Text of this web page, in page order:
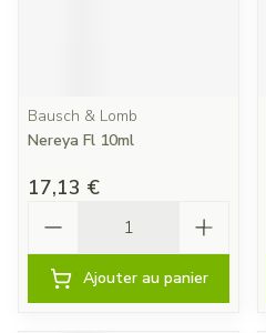
Bausch & Lomb
Nereya Fl 10ml
17,13 €
Ajouter au panier